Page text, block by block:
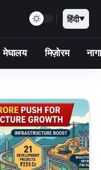
हिंदी▼
मेघालय मिज़ोरम